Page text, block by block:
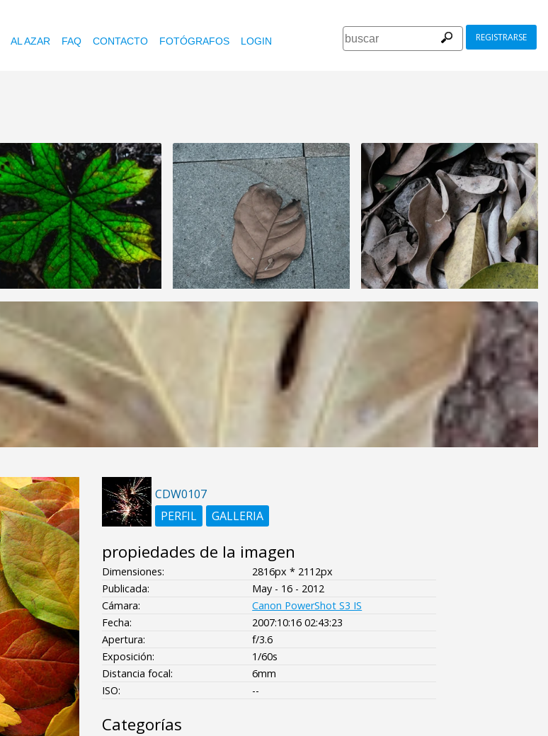
AL AZAR FAQ CONTACTO FOTÓGRAFOS LOGIN REGISTRARSE
CDW0107
PERFIL
GALLERIA
propiedades de la imagen
Dimensiones:
2816px * 2112px
Publicada:
May - 16 - 2012
Cámara:
Canon PowerShot S3 IS
Fecha:
2007:10:16 02:43:23
Apertura:
f/3.6
Exposición:
1/60s
Distancia focal:
6mm
ISO:
--
Categorías